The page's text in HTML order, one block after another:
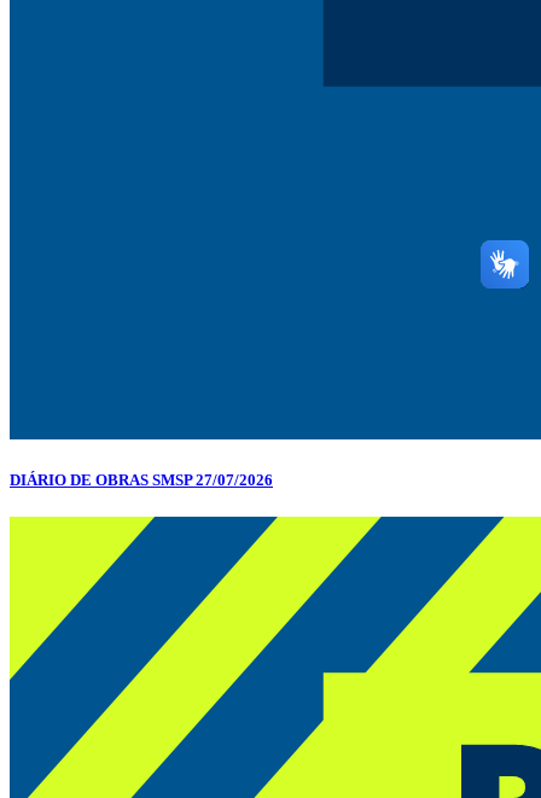
DIÁRIO DE OBRAS SMSP 27/07/2026